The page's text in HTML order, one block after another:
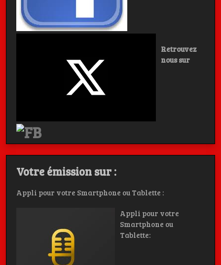
Retrouvez
nous sur
Votre émission sur :
Appli pour votre Smartphone ou Tablette :
Appli pour votre
Smartphone ou
Tablette: